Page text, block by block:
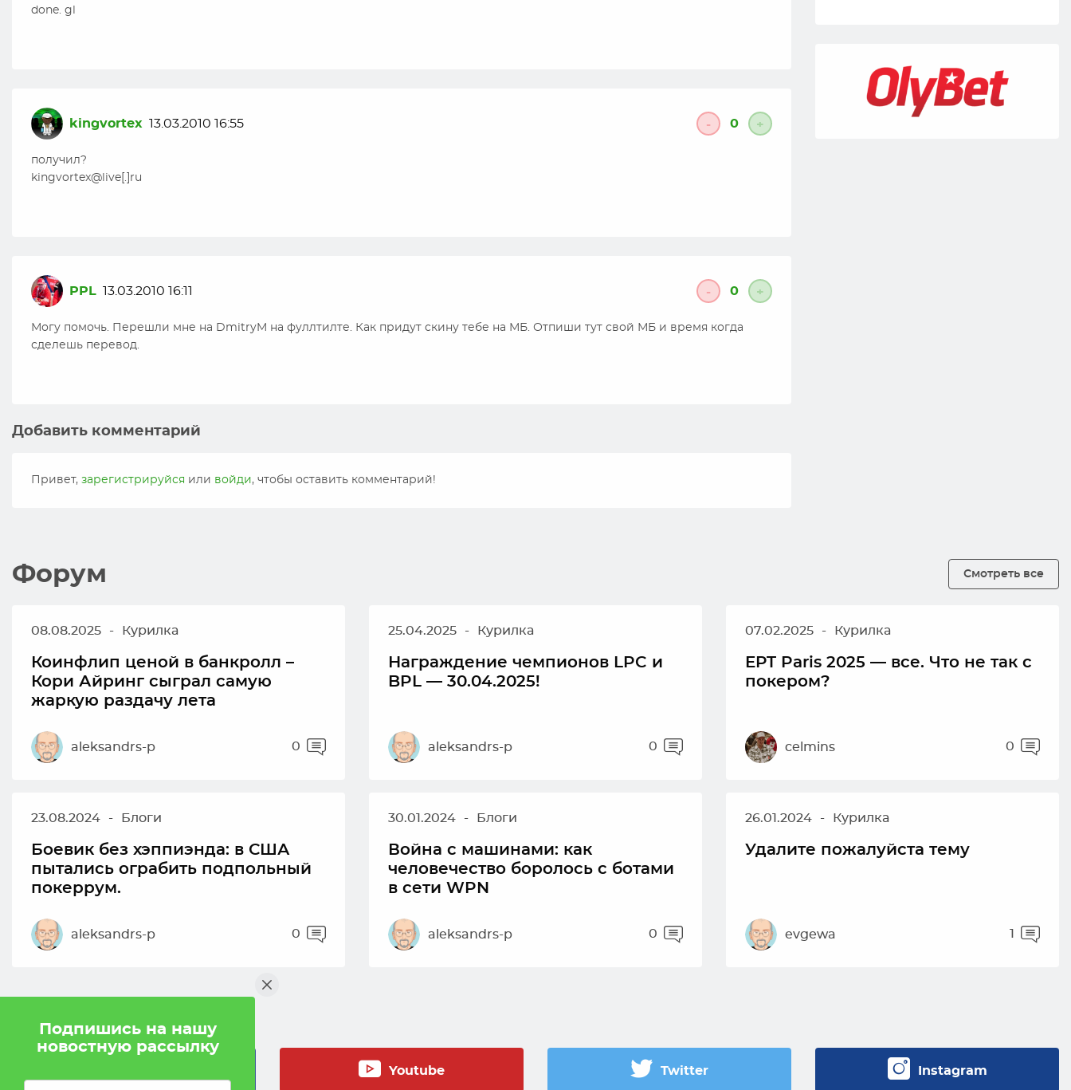
done. gl
kingvortex 13.03.2010 16:55 - 0 +
получил?
kingvortex@live[.]ru
PPL 13.03.2010 16:11 - 0 +
Могу помочь. Перешли мне на DmitryM на фуллтилте. Как придут скину тебе на МБ. Отпиши тут свой МБ и время когда
сделешь перевод.
Добавить комментарий
Привет, зарегистрируйся или войди, чтобы оставить комментарий!
Форум Смотреть все
08.08.2025 - Курилка
Коинфлип ценой в банкролл –
Кори Айринг сыграл самую
жаркую раздачу лета
aleksandrs-p 0
25.04.2025 - Курилка
Награждение чемпионов LPC и
BPL — 30.04.2025!
aleksandrs-p 0
07.02.2025 - Курилка
EPT Paris 2025 — все. Что не так с
покером?
celmins 0
23.08.2024 - Блоги
Боевик без хэппиэнда: в США
пытались ограбить подпольный
покеррум.
aleksandrs-p 0
30.01.2024 - Блоги
Война с машинами: как
человечество боролось с ботами
в сети WPN
aleksandrs-p 0
26.01.2024 - Курилка
Удалите пожалуйста тему
evgewa 1
Мы в социальных сетях
Youtube Twitter Instagram
Подпишись на нашу
новостную рассылку